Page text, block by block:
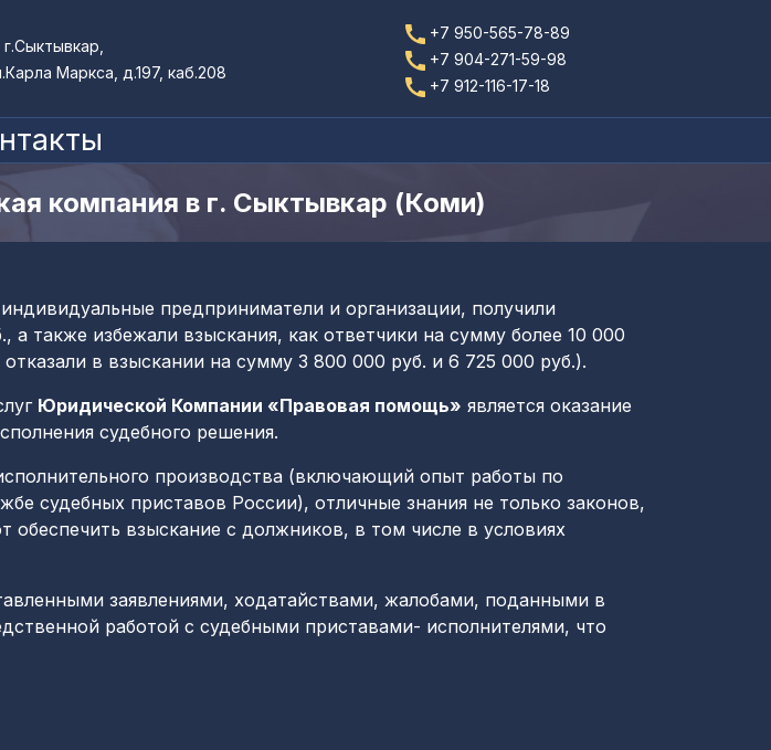
г.Сыктывкар,
Маркса, д.197, каб.208
+7 950-565-78-89
+7 904-271-59-98
+7 912-116-17-18
компания в г. Сыктывкар (Коми)
предприниматели и организации, получили
также избежали взыскания, как ответчики на сумму более 10 000
в взыскании на сумму 3 800 000 руб. и 6 725 000 руб.).
Юридической Компании «Правовая помощь» является оказание
судебного решения.
производства (включающий опыт работы по
судебных приставов России), отличные знания не только законов,
взыскание с должников, в том числе в условиях
заявлениями, ходатайствами, жалобами, поданными в
работой с судебными приставами- исполнителями, что